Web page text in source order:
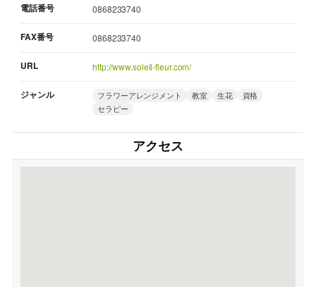
電話番号 0868233740
FAX番号 0868233740
URL http://www.soleil-fleur.com/
ジャンル フラワーアレンジメント 教室 生花
資格
セラピー
アクセス